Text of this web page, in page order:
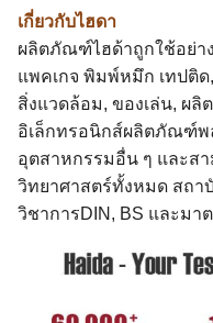
เกี่ยวกับไฮดา
ผลิตภัณฑ์ไฮด้าถูกใช้อย่
แพคเกจ พิมพ์หมึก เทปติ
สิ่งแวดล้อม, ของเล่น, ผ
อิเล็กทรอนิกส์ผลิตภัณฑ์
อุตสาหกรรมอื่น ๆ และส
วิทยาศาสตร์ทั้งหมด สถ
วิชาการDIN, BS และมา